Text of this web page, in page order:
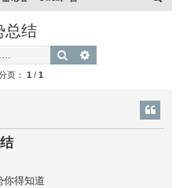
总结
搜索
页： 1 / 1
你得知道